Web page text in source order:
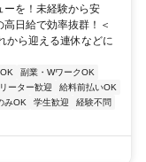
ーを！未経験から安
日給で効率抜群！＜
から迎える連休などに
副業・WワークOK
ーター歓迎
給料前払いOK
みOK 学生歓迎
経験不問